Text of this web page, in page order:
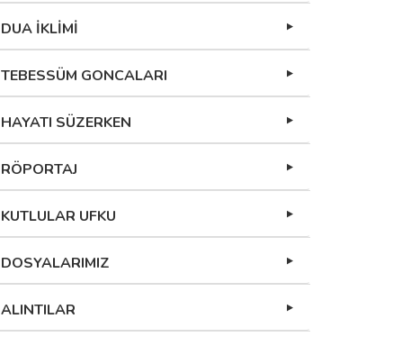
DUA İKLİMİ
TEBESSÜM GONCALARI
HAYATI SÜZERKEN
RÖPORTAJ
KUTLULAR UFKU
DOSYALARIMIZ
ALINTILAR